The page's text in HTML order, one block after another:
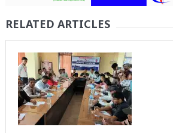
RELATED ARTICLES